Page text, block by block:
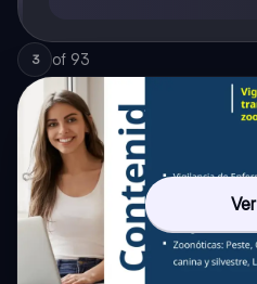
3 of 93
Ver